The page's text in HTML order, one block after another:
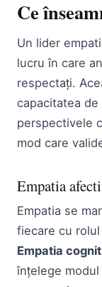
Ce
Un lider
lucru în care
respectați.
capacitatea
perspectivele
mod care
Empatia
Empatia se
fiecare cu
Empatia
înțelege